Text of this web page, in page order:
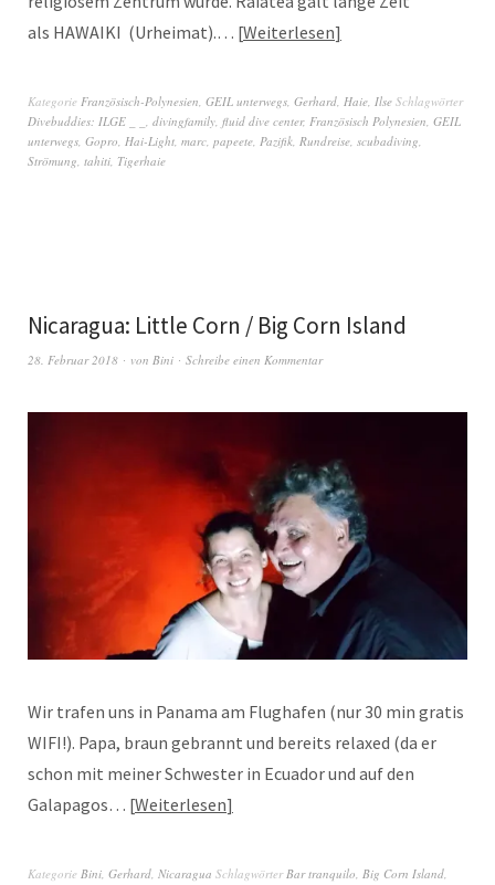
als HAWAIKI (Urheimat).… Weiterlesen
Kategorie Französisch-Polynesien GEIL unterwegs Gerhard Haie Ilse Schlagwörter
Divebuddies: ILGE _ _
divingfamily fluid dive center, Französisch Polynesien GEIL
unterwegs Gopro Hai-Light marc papeete Pazifik Rundreise scubadiving
Strömung tahiti Tigerhaie
Nicaragua: Little Corn / Big Corn Island
28. Februar 2018 von Bini Schreibe einen Kommentar
Wir trafen uns in Panama am Flughafen (nur 30 min gratis
WIFI!). Papa, braun gebrannt und bereits relaxed (da er
schon mit meiner Schwester in Ecuador und auf den
Galapagos… Weiterlesen
Kategorie Bini Gerhard Nicaragua Schlagwörter Bar tranquilo Big Corn Island